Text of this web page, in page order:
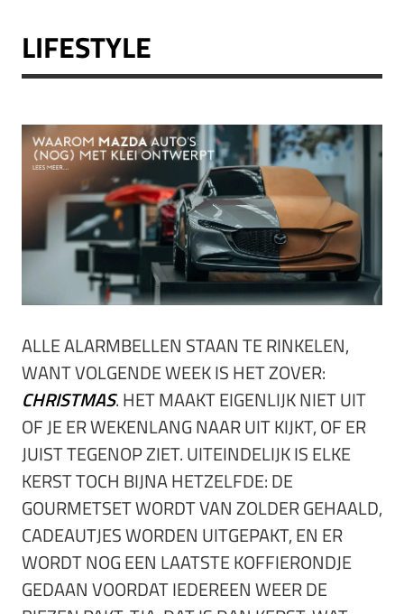
LIFESTYLE
ALLE ALARMBELLEN STAAN TE RINKELEN,
WANT VOLGENDE WEEK IS HET ZOVER:
CHRISTMAS. HET MAAKT EIGENLIJK NIET UIT
OF JE ER WEKENLANG NAAR UIT KIJKT, OF ER
JUIST TEGENOP ZIET. UITEINDELIJK IS ELKE
KERST TOCH BIJNA HETZELFDE: DE
GOURMETSET WORDT VAN ZOLDER GEHAALD,
CADEAUTJES WORDEN UITGEPAKT, EN ER
WORDT NOG EEN LAATSTE KOFFIERONDJE
GEDAAN VOORDAT IEDEREEN WEER DE